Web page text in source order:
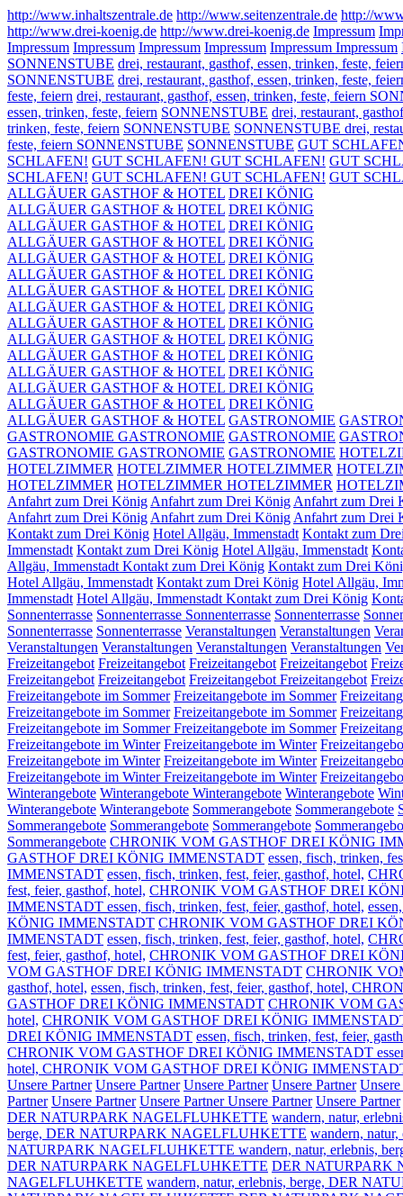
http://www.inhaltszentrale.de http://www.seitenzentrale.de http://
http://www.drei-koenig.de http://www.drei-koenig.de Impressum
Impressum Impressum Impressum Impressum Impressum Impressum
SONNENSTUBE drei, restaurant, gasthof, essen, trinken, feste,
SONNENSTUBE drei, restaurant, gasthof, essen, trinken, feste,
feste, feiern drei, restaurant, gasthof, essen, trinken, feste, feiern
essen, trinken, feste, feiern SONNENSTUBE drei, restaurant,
trinken, feste, feiern SONNENSTUBE SONNENSTUBE drei,
feste, feiern SONNENSTUBE SONNENSTUBE GUT
SCHLAFEN! GUT SCHLAFEN! GUT SCHLAFEN! GUT
SCHLAFEN! GUT SCHLAFEN! GUT SCHLAFEN! GUT
ALLGÄUER GASTHOF & HOTEL DREI KÖNIG
ALLGÄUER GASTHOF & HOTEL DREI KÖNIG
ALLGÄUER GASTHOF & HOTEL DREI KÖNIG
ALLGÄUER GASTHOF & HOTEL DREI KÖNIG
ALLGÄUER GASTHOF & HOTEL DREI KÖNIG
ALLGÄUER GASTHOF & HOTEL DREI KÖNIG
ALLGÄUER GASTHOF & HOTEL DREI KÖNIG
ALLGÄUER GASTHOF & HOTEL DREI KÖNIG
ALLGÄUER GASTHOF & HOTEL DREI KÖNIG
ALLGÄUER GASTHOF & HOTEL DREI KÖNIG
ALLGÄUER GASTHOF & HOTEL DREI KÖNIG
ALLGÄUER GASTHOF & HOTEL DREI KÖNIG
ALLGÄUER GASTHOF & HOTEL DREI KÖNIG
ALLGÄUER GASTHOF & HOTEL DREI KÖNIG
ALLGÄUER GASTHOF & HOTEL GASTRONOMIE
GASTRONOMIE GASTRONOMIE GASTRONOMIE
GASTRONOMIE GASTRONOMIE GASTRONOMIE
HOTELZIMMER HOTELZIMMER HOTELZIMMER
HOTELZIMMER HOTELZIMMER HOTELZIMMER
Anfahrt zum Drei König Anfahrt zum Drei König Anfahrt zum Drei
Anfahrt zum Drei König Anfahrt zum Drei König Anfahrt zum Drei
Kontakt zum Drei König Hotel Allgäu, Immenstadt Kontakt zum
Immenstadt Kontakt zum Drei König Hotel Allgäu, Immenstadt
Allgäu, Immenstadt Kontakt zum Drei König Kontakt zum Drei
Hotel Allgäu, Immenstadt Kontakt zum Drei König Hotel Allgäu,
Immenstadt Hotel Allgäu, Immenstadt Kontakt zum Drei König
Sonnenterrasse Sonnenterrasse Sonnenterrasse Sonnenterrasse
Sonnenterrasse Sonnenterrasse Veranstaltungen Veranstaltungen
Veranstaltungen Veranstaltungen Veranstaltungen Veranstaltungen
Freizeitangebot Freizeitangebot Freizeitangebot Freizeitangebot
Freizeitangebot Freizeitangebot Freizeitangebot Freizeitangebot
Freizeitangebote im Sommer Freizeitangebote im Sommer
Freizeitangebote im Sommer Freizeitangebote im Sommer
Freizeitangebote im SommerFreizeitangebote im Sommer
Freizeitangebote im Winter Freizeitangebote im Winter
Freizeitangebote im Winter Freizeitangebote im Winter
Freizeitangebote im WinterFreizeitangebote im Winter
Winterangebote Winterangebote Winterangebote Winterangebote
Winterangebote Winterangebote Sommerangebote Sommerangebote
Sommerangebote Sommerangebote Sommerangebote
Sommerangebote CHRONIK VOM GASTHOF DREI KÖNIG
GASTHOF DREI KÖNIG IMMENSTADT essen, fisch, trinken,
IMMENSTADT essen, fisch, trinken, fest, feier, gasthof, hotel,
fest, feier, gasthof, hotel, CHRONIK VOM GASTHOF DREI
IMMENSTADT essen, fisch, trinken, fest, feier, gasthof, hotel,
KÖNIG IMMENSTADT CHRONIK VOM GASTHOF DREI
IMMENSTADT essen, fisch, trinken, fest, feier, gasthof, hotel,
fest, feier, gasthof, hotel, CHRONIK VOM GASTHOF DREI
VOM GASTHOF DREI KÖNIG IMMENSTADT CHRONIK
gasthof, hotel, essen, fisch, trinken, fest, feier, gasthof, hotel,
GASTHOF DREI KÖNIG IMMENSTADT CHRONIK VOM
hotel, CHRONIK VOM GASTHOF DREI KÖNIG
DREI KÖNIG IMMENSTADT essen, fisch, trinken, fest, feier,
CHRONIK VOM GASTHOF DREI KÖNIG IMMENSTADT
hotel, CHRONIK VOM GASTHOF DREI KÖNIG
Unsere Partner Unsere Partner Unsere Partner Unsere Partner
Partner Unsere Partner Unsere PartnerUnsere Partner Unsere Partner
DER NATURPARK NAGELFLUHKETTE wandern, natur,
berge, DER NATURPARK NAGELFLUHKETTE wandern,
NATURPARK NAGELFLUHKETTE wandern, natur, erlebnis,
DER NATURPARK NAGELFLUHKETTE DER NATURPARK
NAGELFLUHKETTE wandern, natur, erlebnis, berge, DER